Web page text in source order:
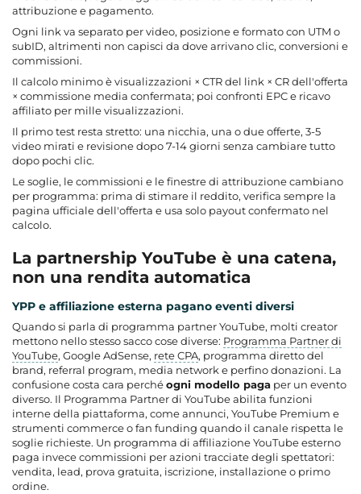
attribuzione e pagamento.
Ogni link va separato per video, posizione e formato con UTM o
subID, altrimenti non capisci da dove arrivano clic, conversioni e
commissioni.
Il calcolo minimo è visualizzazioni × CTR del link × CR dell'offerta
× commissione media confermata; poi confronti EPC e ricavo
affiliato per mille visualizzazioni.
Il primo test resta stretto: una nicchia, una o due offerte, 3-5
video mirati e revisione dopo 7-14 giorni senza cambiare tutto
dopo pochi clic.
Le soglie, le commissioni e le finestre di attribuzione cambiano
per programma: prima di stimare il reddito, verifica sempre la
pagina ufficiale dell'offerta e usa solo payout confermato nel
calcolo.
La partnership YouTube è una catena,
non una rendita automatica
YPP e affiliazione esterna pagano eventi diversi
Quando si parla di programma partner YouTube, molti creator
mettono nello stesso sacco cose diverse: Programma Partner di
YouTube, Google AdSense, rete CPA, programma diretto del
brand, referral program, media network e perfino donazioni. La
confusione costa cara perchéogni modello paga per un evento
diverso. Il Programma Partner di YouTube abilita funzioni
interne della piattaforma, come annunci, YouTube Premium e
strumenti commerce o fan funding quando il canale rispetta le
soglie richieste. Un programma di affiliazione YouTube esterno
paga invece commissioni per azioni tracciate degli spettatori:
vendita, lead, prova gratuita, iscrizione, installazione o primo
ordine.